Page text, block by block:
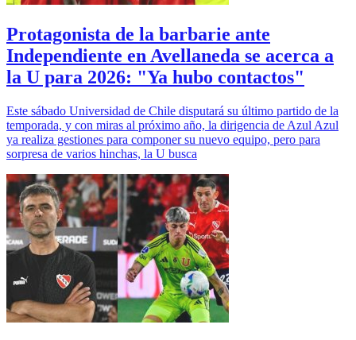
Protagonista de la barbarie ante
Independiente en Avellaneda se acerca a
la U para 2026: "Ya hubo contactos"
Este sábado Universidad de Chile disputará su último partido de la
temporada, y con miras al próximo año, la dirigencia de Azul Azul
ya realiza gestiones para componer su nuevo equipo, pero para
sorpresa de varios hinchas, la U busca